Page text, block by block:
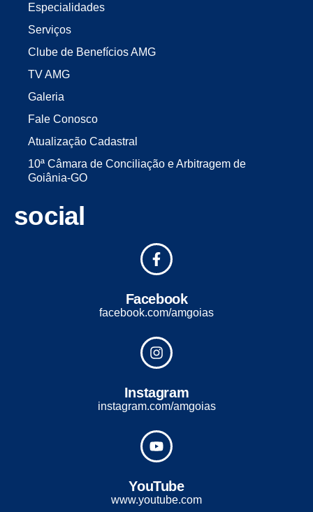
Especialidades
Serviços
Clube de Benefícios AMG
TV AMG
Galeria
Fale Conosco
Atualização Cadastral
10ª Câmara de Conciliação e Arbitragem de
Goiânia-GO
social
Facebook
facebook.com/amgoias
Instagram
instagram.com/amgoias
YouTube
www.youtube.com